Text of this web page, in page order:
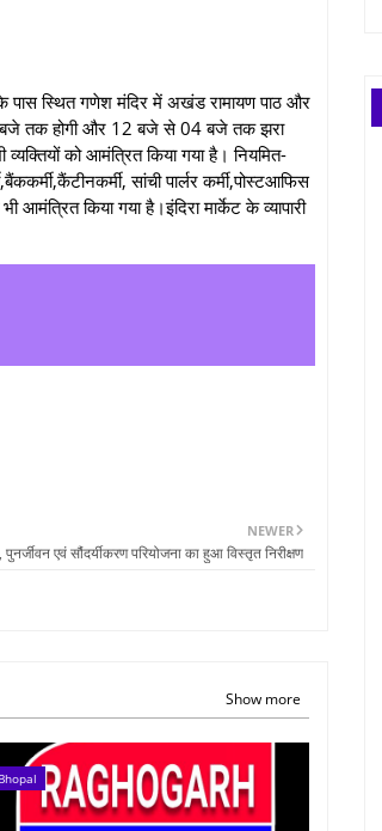
पास स्थित गणेश मंदिर में अखंड रामायण पाठ और
बजे तक होगी और 12 बजे से 04 बजे तक झरा
को आमंत्रित किया गया है। नियमित-
सांची पार्लर कर्मी,पोस्टआफिस
किया गया है।इंदिरा मार्केट के व्यापारी
NEWER
एवं सौंदर्यीकरण परियोजना का हुआ विस्तृत निरीक्षण
Show more
Bhopal